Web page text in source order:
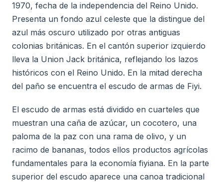
1970, fecha de la independencia del Reino Unido.
Presenta un fondo azul celeste que la distingue del
azul más oscuro utilizado por otras antiguas
colonias británicas. En el cantón superior izquierdo
lleva la Union Jack británica, reflejando los lazos
históricos con el Reino Unido. En la mitad derecha
del paño se encuentra el escudo de armas de Fiyi.
El escudo de armas está dividido en cuarteles que
muestran una caña de azúcar, un cocotero, una
paloma de la paz con una rama de olivo, y un
racimo de bananas, todos ellos productos agrícolas
fundamentales para la economía fiyiana. En la parte
superior del escudo aparece una canoa tradicional